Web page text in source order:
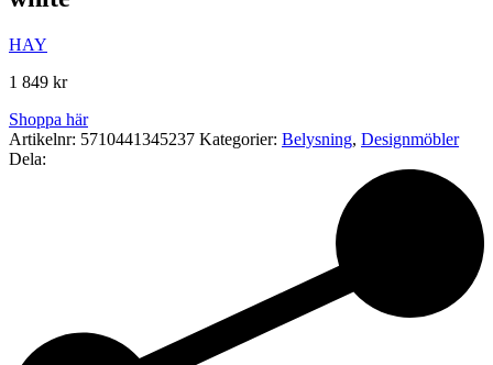
HAY
1 849 kr
Shoppa här
Artikelnr: 5710441345237 Kategorier: Belysning, Designmöbler
Dela: